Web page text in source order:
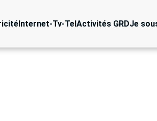
Internet-Tv-TelActivités GRDJe